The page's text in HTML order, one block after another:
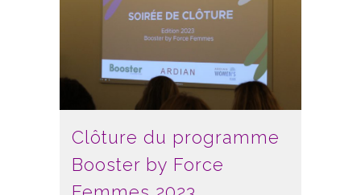
Clôture du programme
Booster by Force